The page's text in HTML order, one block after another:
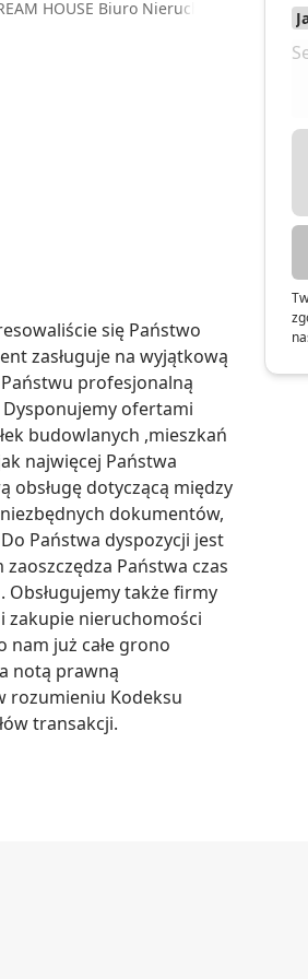
HOUSE Biuro Nieruchomości
się Państwo
zasługuje na wyjątkową
profesjonalną
Dysponujemy ofertami
budowlanych ,mieszkań
najwięcej Państwa
obsługę dotyczącą między
dokumentów,
Państwa dyspozycji jest
Państwa czas
Obsługujemy także firmy
zakupie nieruchomości
nam już całe grono
notą prawną
rozumieniu Kodeksu
transakcji.